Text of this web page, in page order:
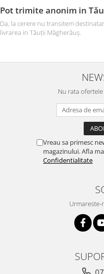
Pot trimite anonim in
Da, la cerere nu transitem
livrarea in Tăuții Măgherăuș.
Nu rata
Vreau sa primesc
magazinului. Afla
Confidentialitate
Urmareste-